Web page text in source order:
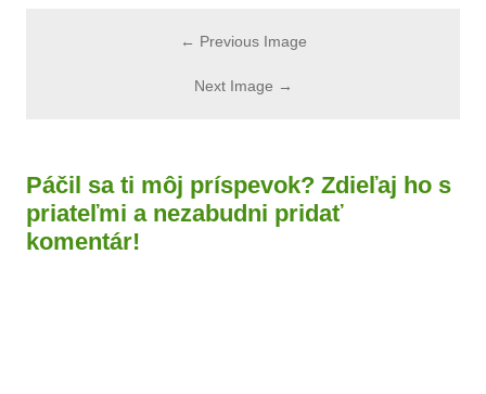
← Previous Image
Next Image →
Páčil sa ti môj príspevok? Zdieľaj ho s
priateľmi a nezabudni pridať
komentár!